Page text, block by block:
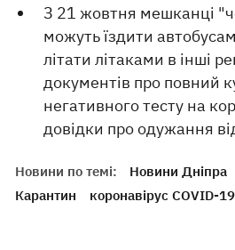
З 21 жовтня мешканці
можуть їздити
літати літаками в інші
документів про повний
негативного тесту на
довідки про одужання
Новини по темі: Новини Дніпра
Карантин
коронавірус COVID-19